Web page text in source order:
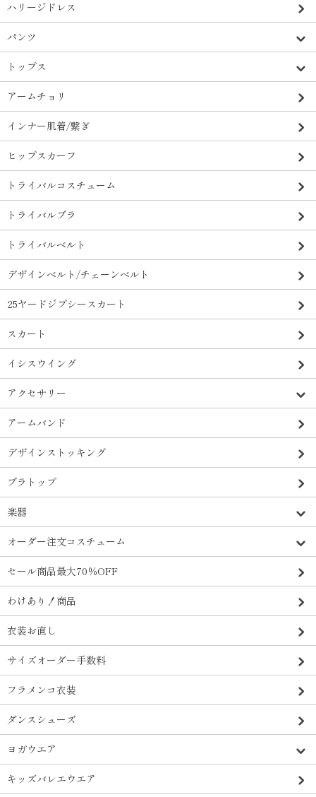
ハリージドレス
パンツ
トップス
アームチョリ
インナー肌着/繋ぎ
ヒップスカーフ
トライバルコスチューム
トライバルブラ
トライバルベルト
デザインベルト/チェーンベルト
25ヤードジプシースカート
スカート
イシスウイング
アクセサリー
アームバンド
デザインストッキング
ブラトップ
楽器
オーダー注文コスチューム
セール商品最大70％OFF
わけあり！商品
衣装お直し
サイズオーダー手数料
フラメンコ衣装
ダンスシューズ
ヨガウエア
キッズバレエウエア